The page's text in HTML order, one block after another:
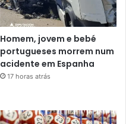
Homem, jovem e bebé
portugueses morrem num
acidente em Espanha
17 horas atrás